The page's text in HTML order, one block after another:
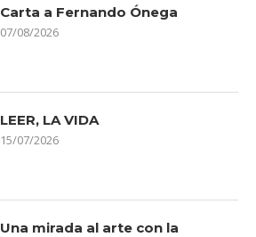
Carta a Fernando Ónega
07/08/2026
LEER, LA VIDA
15/07/2026
Una mirada al arte con la